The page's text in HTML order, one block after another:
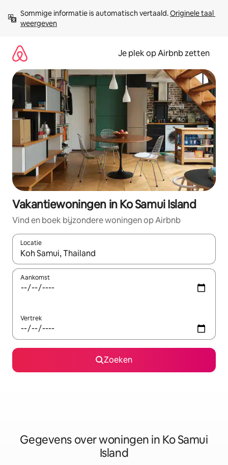
direct
naar
Sommige informatie is automatisch vertaald. Originele taal
weergeven
Je plek op Airbnb zetten
Vakantiewoningen in Ko Samui Island
Vind en boek bijzondere woningen op Airbnb
Locatie
Wanneer er resultaten beschikbaar zijn, maak je een keuze
Aankomst
Vertrek
Zoeken
Gegevens over woningen in Ko Samui
Island